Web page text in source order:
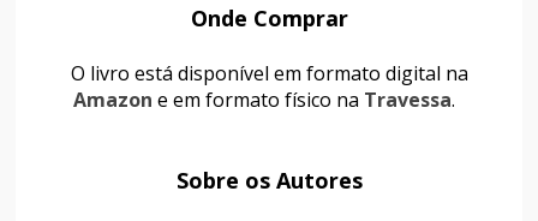
Onde Comprar
O livro está disponível em formato digital na
Amazon e em formato físico na Travessa.
Sobre os Autores